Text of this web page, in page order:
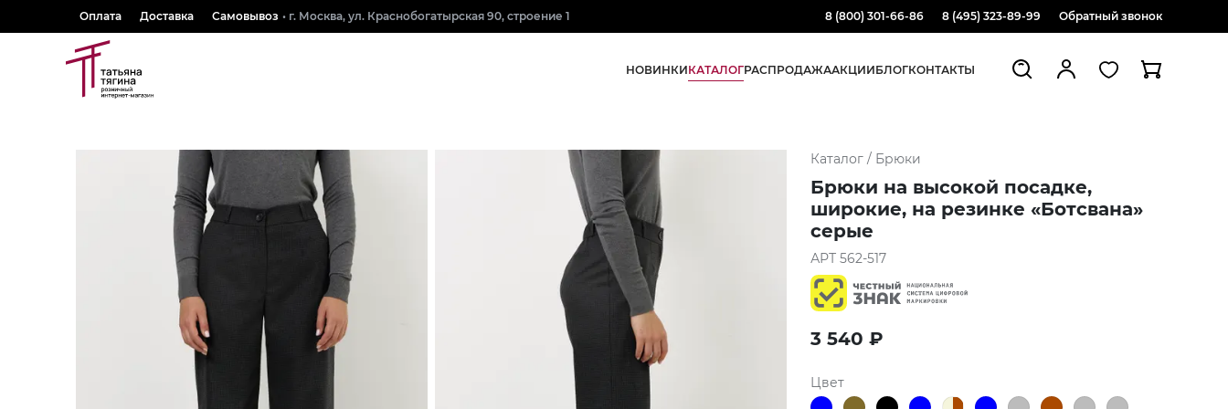
Оплата Доставка Самовывоз • г. Москва, ул. Краснобогатырская 90, строение 1 8 (800) 301-66-86 8 (495) 323-89-99 Обратный звонок
НОВИНКИКАТАЛОГРАСПРОДАЖААКЦИИБЛОГКОНТАКТЫ
Каталог / Брюки
Брюки на высокой посадке,
широкие, на резинке «Ботсвана»
серые
АРТ 562-517
3 540 ₽
Цвет